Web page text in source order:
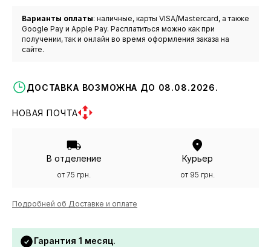
Варианты оплаты: наличные, карты VISA/Mastercard, а также
Google Pay и Apple Pay. Расплатиться можно как при
получении, так и онлайн во время оформления заказа на
сайте.
ДОСТАВКА ВОЗМОЖНА ДО 08.08.2026.
НОВАЯ ПОЧТА
В отделение
от 75 грн.
Курьер
от 95 грн.
Подробней об Доставке и оплате
Гарантия 1 месяц.